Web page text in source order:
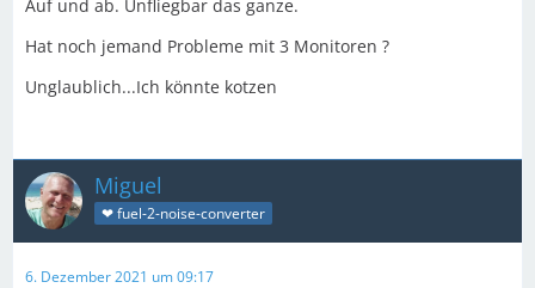
Auf und ab. Unfliegbar das ganze.
Hat noch jemand Probleme mit 3 Monitoren ?
Unglaublich...Ich könnte kotzen
Miguel
❤ fuel-2-noise-converter
6. Dezember 2021 um 09:17